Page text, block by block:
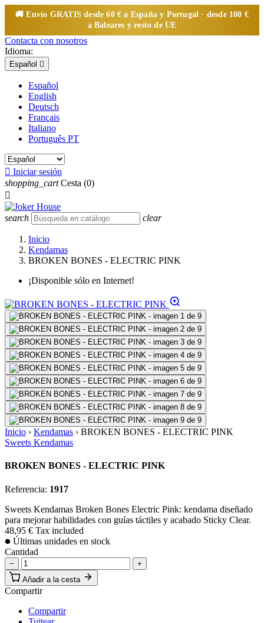
🚚 Envío GRATISdesde 60 € a España y Portugal · desde 100 €
a Baleares y resto de UE
Contacta con nosotros
Idioma:
Español 
Español
English
Deutsch
Français
Italiano
Português PT
 Iniciar sesión
shopping_cart Cesta (0)

search clear
Inicio
Kendamas
BROKEN BONES - ELECTRIC PINK
¡Disponible sólo en Internet!
Inicio › Kendamas › BROKEN BONES - ELECTRIC PINK
Sweets Kendamas
BROKEN BONES - ELECTRIC PINK
Referencia: 1917
Sweets Kendamas Broken Bones Electric Pink: kendama diseñado
para mejorar habilidades con guías táctiles y acabado Sticky Clear.
48,95 € Tax included
Últimas unidades en stock
Cantidad
−
+
Añadir a la cesta
Compartir
Compartir